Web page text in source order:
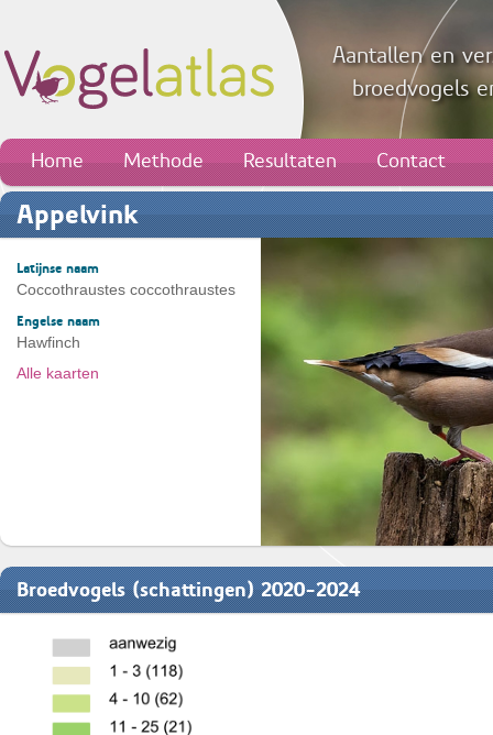
Aantallen en
broedvogels
Home Methode Resultaten Contact
Appelvink
Latijnse naam
Coccothraustes coccothraustes
Engelse naam
Hawfinch
Alle kaarten
Broedvogels (schattingen) 2020-2024